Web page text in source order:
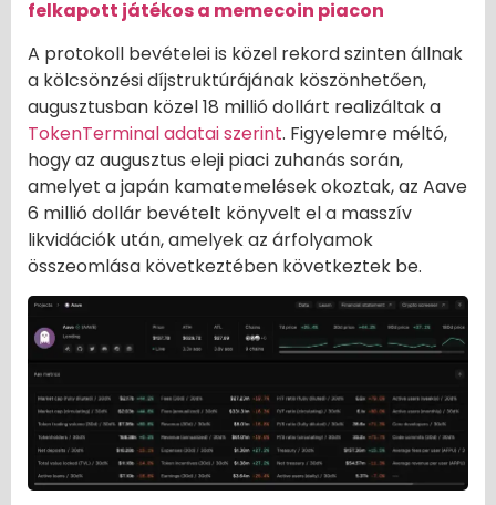
felkapott játékos a memecoin piacon
A protokoll bevételei is közel rekord szinten állnak
a kölcsönzési díjstruktúrájának köszönhetően,
augusztusban közel 18 millió dollárt realizáltak a
TokenTerminal adatai szerint. Figyelemre méltó,
hogy az augusztus eleji piaci zuhanás során,
amelyet a japán kamatemelések okoztak, az Aave
6 millió dollár bevételt könyvelt el a masszív
likvidációk után, amelyek az árfolyamok
összeomlása következtében következtek be.